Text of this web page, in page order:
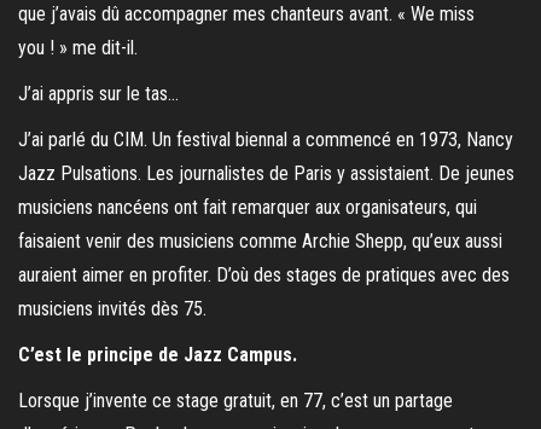
que j’avais dû accompagner mes chanteurs avant. « We miss
you ! » me dit-il.
J’ai appris sur le tas…
J’ai parlé du CIM. Un festival biennal a commencé en 1973, Nancy
Jazz Pulsations. Les journalistes de Paris y assistaient. De jeunes
musiciens nancéens ont fait remarquer aux organisateurs, qui
faisaient venir des musiciens comme Archie Shepp, qu’eux aussi
auraient aimer en profiter. D’où des stages de pratiques avec des
musiciens invités dès 75.
C’est le principe de Jazz Campus.
Lorsque j’invente ce stage gratuit, en 77, c’est un partage